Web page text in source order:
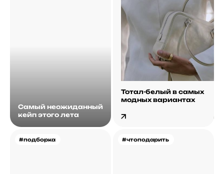
Самый неожиданный
кейп этого лета
Тотал-белый в самых
модных вариантах
#подборка #чтоподарить